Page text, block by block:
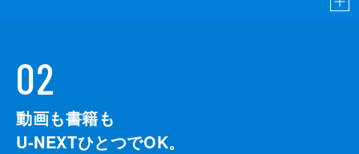
02
動画も書籍も
U-NEXTひとつでOK。